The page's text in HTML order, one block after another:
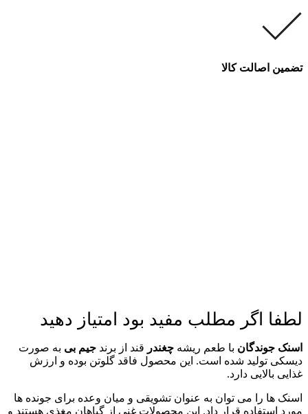
تضمین اصالت کالا
لطفا اگر مطلب مفید بود امتیاز دهید
اسنک جوندگان با طعم ریشه چغندر قند از برند جیم بی به صورت
دیسکی تولید شده است. این محصول فاقد گلوتن بوده و ارزش
غذایی بالایی دارد.
اسنک ها را می توان به عنوان تشویقی و میان وعده برای جونده ها
مورد استفاده قرار داد. این محصولات غنی از گیاهان مغذی هستند و